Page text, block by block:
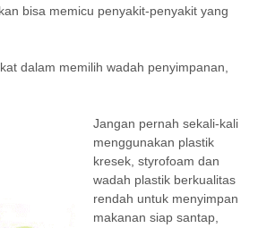
bisa memicu penyakit-penyakit yang
dalam memilih wadah penyimpanan,
Jangan pernah sekali-kali
menggunakan plastik
kresek, styrofoam dan
wadah plastik berkualitas
rendah untuk menyimpan
makanan siap santap,